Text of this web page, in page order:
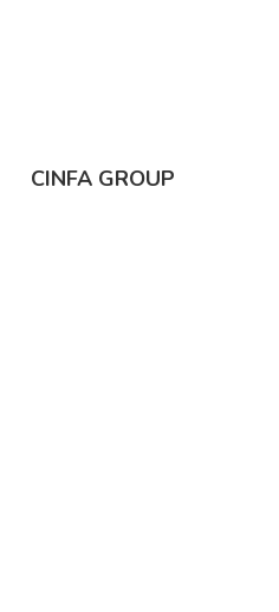
CINFA GROUP